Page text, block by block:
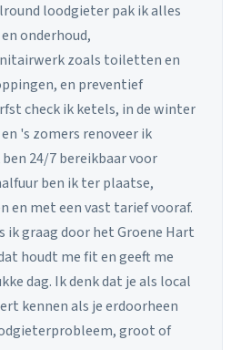
loodgieter pak ik alles
onderhoud,
zoals toiletten en
en preventief
check ik ketels, in de winter
's zomers renoveer ik
24/7 bereikbaar voor
ben ik ter plaatse,
en met een vast tarief vooraf.
graag door het Groene Hart
houdt me fit en geeft me
dag. Ik denk dat je als local
kennen als je erdoorheen
groot of